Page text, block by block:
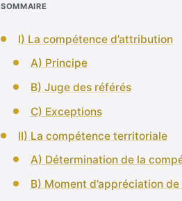
SOMMAIRE
I) La compétence d’attribution
A) Principe
B) Juge des référés
C) Exceptions
II) La compétence territoriale
A) Détermination de la
B) Moment d’appréciation